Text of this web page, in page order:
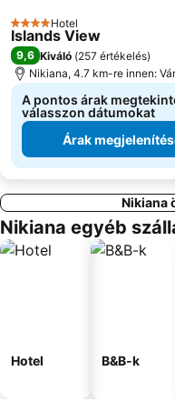
4 Kategória
Hotel
Islands View
9,6 Kiváló (257 értékelés)
Nikiana, 4.7 km-re innen:
A pontos árak
válasszon dátumokat
Árak
Nikiana
Nikiana egyéb
Hotel B&B-k